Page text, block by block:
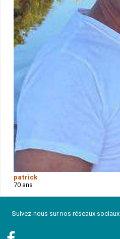
patrick
70 ans
Suivez-nous sur nos réseaux sociaux